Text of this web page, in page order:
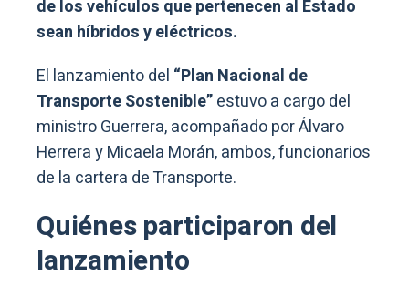
de los vehículos que pertenecen al Estado
sean híbridos y eléctricos.
El lanzamiento del “Plan Nacional de
Transporte Sostenible”estuvo a cargo del
ministro Guerrera, acompañado por Álvaro
Herrera y Micaela Morán, ambos, funcionarios
de la cartera de Transporte.
Quiénes participaron del
lanzamiento